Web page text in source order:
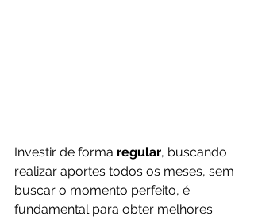
Investir de forma regular, buscando
realizar aportes todos os meses, sem
buscar o momento perfeito, é
fundamental para obter melhores